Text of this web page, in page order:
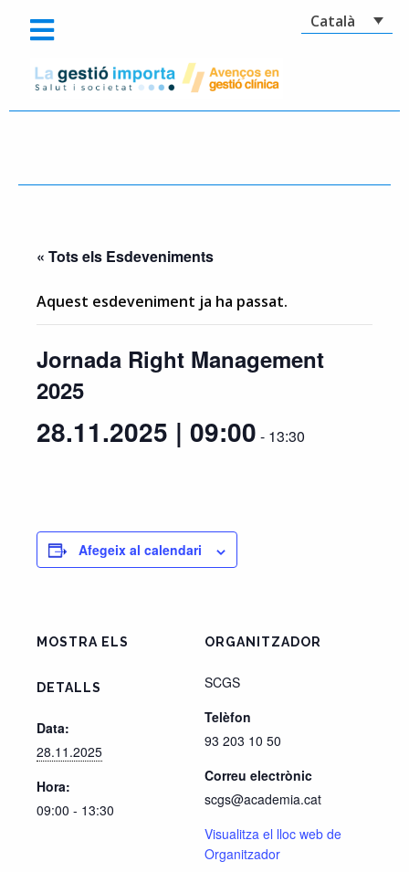
Català
« Tots els Esdeveniments
Aquest esdeveniment ja ha passat.
Jornada Right Management
2025
28.11.2025 | 09:00 - 13:30
Afegeix al calendari
MOSTRA ELS
DETALLS
Data:
28.11.2025
Hora:
09:00 - 13:30
ORGANITZADOR
SCGS
Telèfon
93 203 10 50
Correu electrònic
scgs@academia.cat
Visualitza el lloc web de
Organitzador